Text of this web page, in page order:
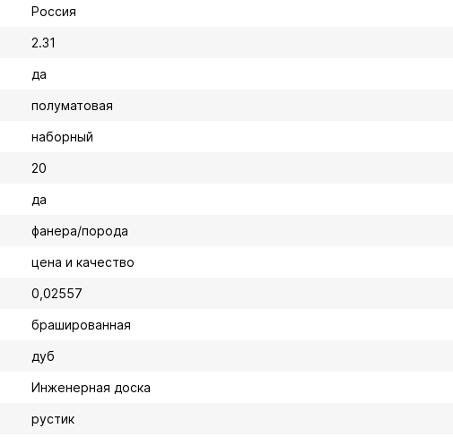
Россия
2.31
да
полуматовая
наборный
20
да
фанера/порода
цена и качество
0,02557
брашированная
дуб
Инженерная доска
рустик